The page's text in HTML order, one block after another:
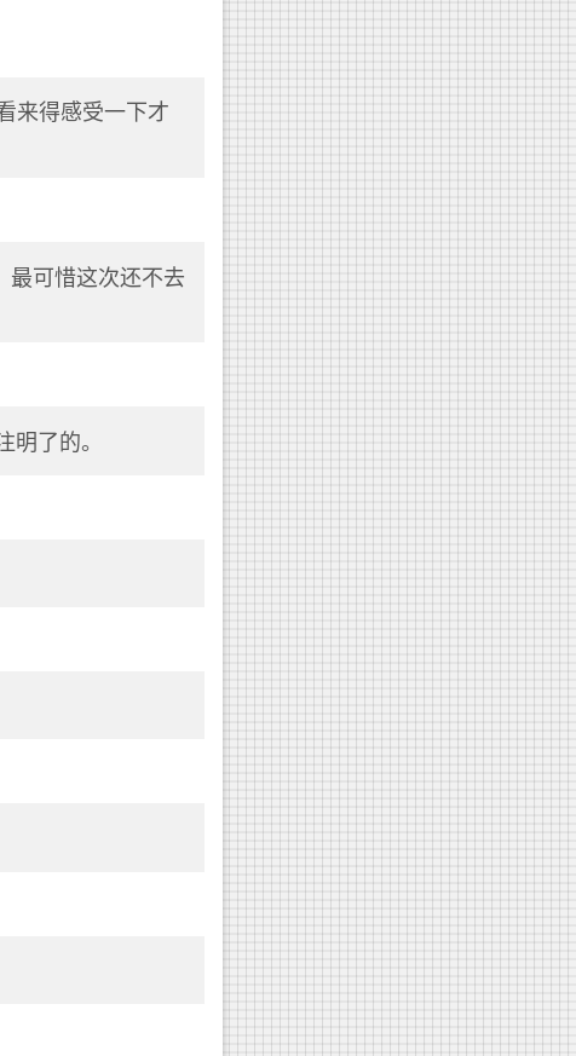
来得感受一下才
最可惜这次还不去
了的。